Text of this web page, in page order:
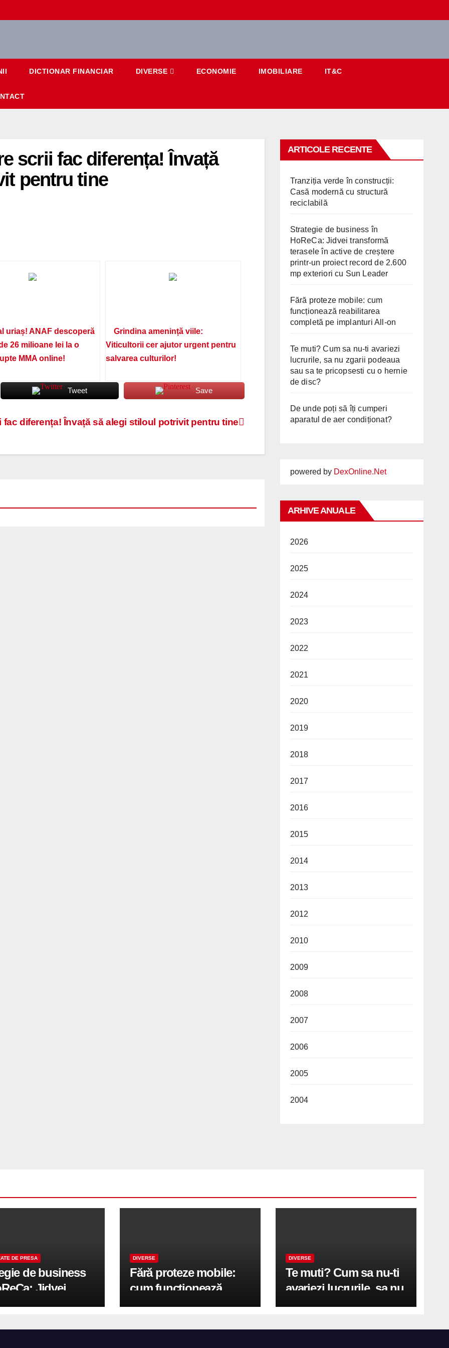
DICTIONAR FINANCIAR DIVERSE ECONOMIE IMOBILIARE IT&C
scrii fac diferența! Învață
pentru tine
uriaș! ANAF descoperă
26 milioane lei la o
MMA online!
Grindina amenință viile:
Viticultorii cer ajutor urgent pentru
salvarea culturilor!
Tweet Save
diferența! Învață să alegi stiloul potrivit pentru tine
ARTICOLE RECENTE
Tranziția verde în construcții:
Casă modernă cu structură
reciclabilă
Strategie de business în
HoReCa: Jidvei transformă
terasele în active de creștere
printr-un proiect record de 2.600
mp exteriori cu Sun Leader
Fără proteze mobile: cum
funcționează reabilitarea
completă pe implanturi All-on
Te muti? Cum sa nu-ti avariezi
lucrurile, sa nu zgarii podeaua
sau sa te pricopsesti cu o hernie
de disc?
De unde poți să îți cumperi
aparatul de aer condiționat?
powered by DexOnline.Net
ARHIVE ANUALE
2026
2025
2024
2023
2022
2021
2020
2019
2018
2017
2016
2015
2014
2013
2012
2010
2009
2008
2007
2006
2005
2004
DE PRESA
de business
Jidvei
terasele în
DIVERSE
Fără proteze mobile:
cum funcționează
reabilitarea completă
DIVERSE
Te muti? Cum sa nu-ti
avariezi lucrurile, sa nu
zgarii podeaua sau sa